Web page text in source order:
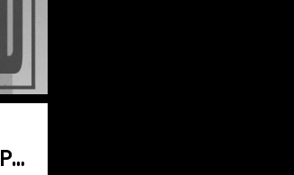
COMEBACK KID + SPACED + PROWL | STOCKHOLM